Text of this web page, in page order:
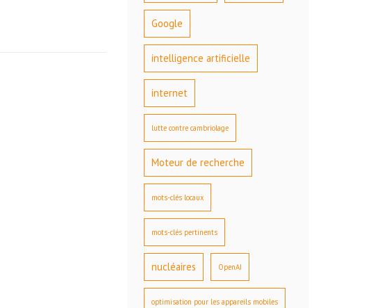
Google
intelligence artificielle
internet
lutte contre cambriolage
Moteur de recherche
mots-clés locaux
mots-clés pertinents
nucléaires OpenAI
optimisation pour les appareils mobiles